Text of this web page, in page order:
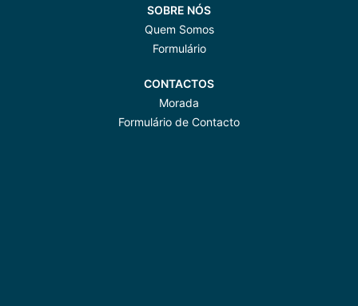
SOBRE NÓS
Quem Somos
Formulário
CONTACTOS
Morada
Formulário de Contacto